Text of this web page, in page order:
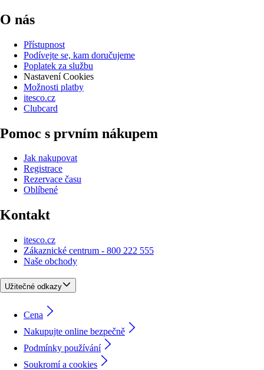
O nás
Přístupnost
Podívejte se, kam doručujeme
Poplatek za službu
Nastavení Cookies
Možnosti platby
itesco.cz
Clubcard
Pomoc s prvním nákupem
Jak nakupovat
Registrace
Rezervace času
Oblíbené
Kontakt
itesco.cz
Zákaznické centrum - 800 222 555
Naše obchody
Užitečné odkazy
Cena
Nakupujte online bezpečně
Podmínky používání
Soukromí a cookies